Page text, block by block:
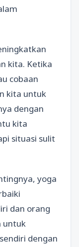
kita. Ketika
cobaan
kita untuk
dengan
kita
situasi sulit
yoga
dan orang
untuk
dengan